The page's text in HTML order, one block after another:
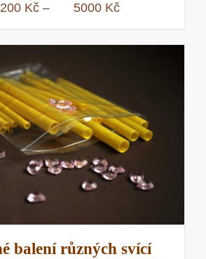
200 Kč – 5000 KčRozpětí
200 Kč
balení různých svící